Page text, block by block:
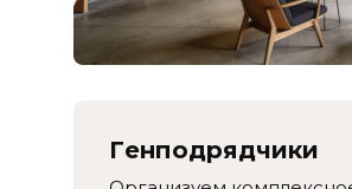
Генподрядчики